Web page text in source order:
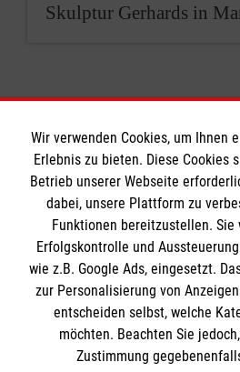
Skulptur Gerhards in
Geistliches Zentrum
Seminare und Kurse
Jahresthema
Gebete für Malteser
Praxishilfen für den Glauben
Ehreshovener Blog
Informationen
Kontakt
Wir verwenden Cookies, um Ihnen
Erlebnis zu bieten. Diese Cookies
Betrieb unserer Webseite
dabei, unsere Plattform zu
Funktionen bereitzustellen. Sie
Erfolgskontrolle und
wie z.B. Google Ads, eingesetzt.
zur Personalisierung von
entscheiden selbst, welche
möchten. Beachten Sie
Zustimmung